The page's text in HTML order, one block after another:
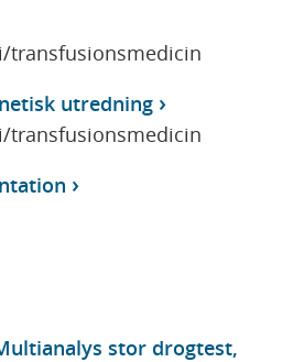
transfusionsmedicin
utredning
transfusionsmedicin
stor drogtest,